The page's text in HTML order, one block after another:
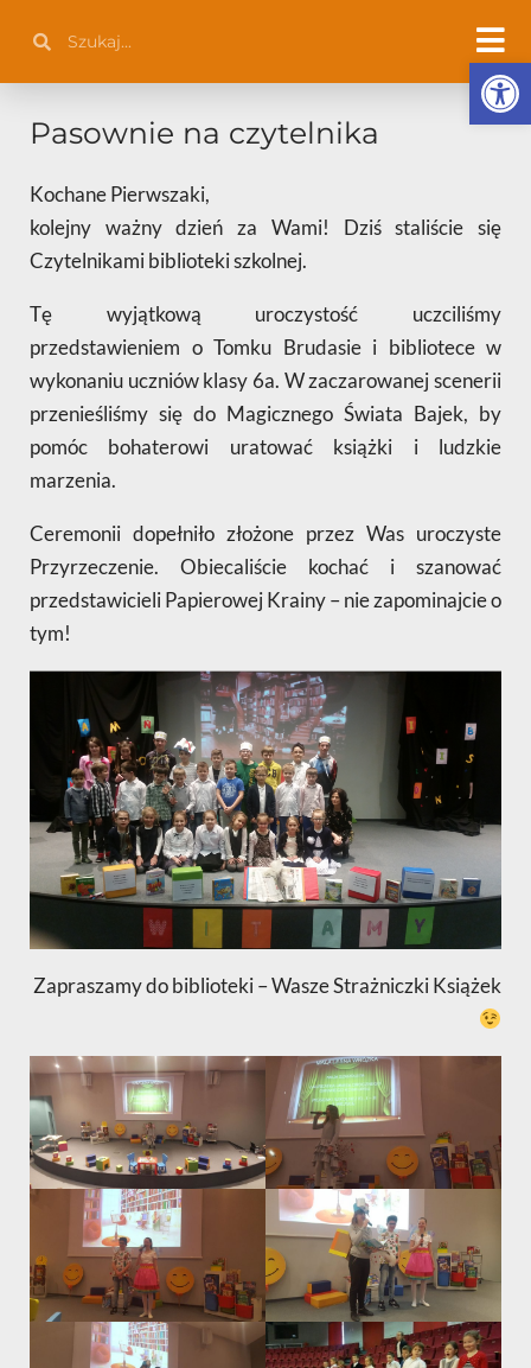
treści
Pasownie na czytelnika
Kochane Pierwszaki,
kolejny ważny dzień za Wami! Dziś staliście się
Czytelnikami biblioteki szkolnej.
Tę wyjątkową uroczystość uczciliśmy
przedstawieniem o Tomku Brudasie i bibliotece w
wykonaniu uczniów klasy 6a. W zaczarowanej scenerii
przenieśliśmy się do Magicznego Świata Bajek, by
pomóc bohaterowi uratować książki i ludzkie
marzenia.
Ceremonii dopełniło złożone przez Was uroczyste
Przyrzeczenie. Obiecaliście kochać i szanować
przedstawicieli Papierowej Krainy – nie zapominajcie o
tym!
Zapraszamy do biblioteki – Wasze Strażniczki Książek